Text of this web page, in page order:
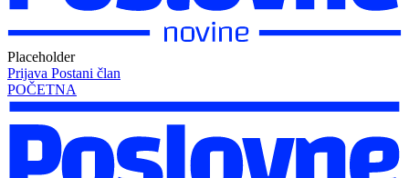
Placeholder
Prijava Postani član
POČETNA